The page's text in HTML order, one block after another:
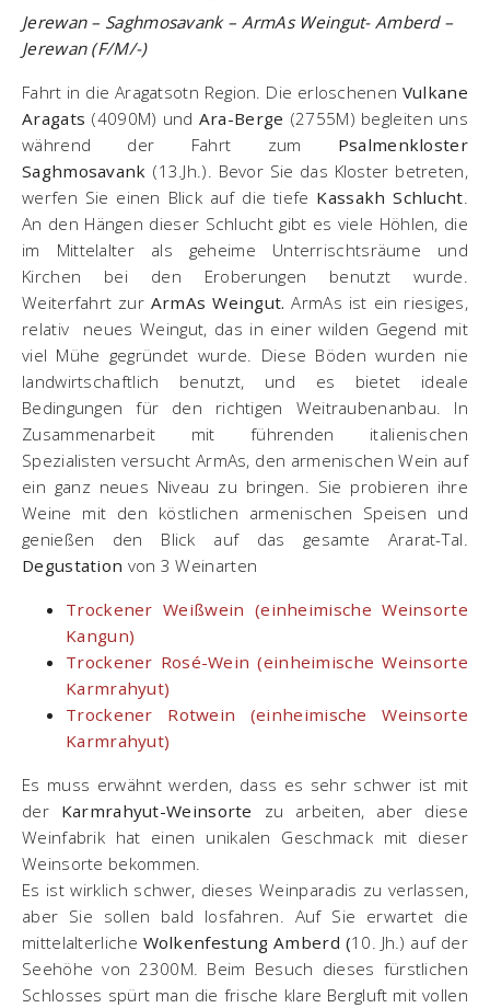
Jerewan – Saghmosavank – ArmAs Weingut- Amberd –
Jerewan (F/M/-)
Fahrt in die Aragatsotn Region. Die erloschenen Vulkane
Aragats (4090M) und Ara-Berge (2755M) begleiten uns
während der Fahrt zum Psalmenkloster
Saghmosavank (13.Jh.). Bevor Sie das Kloster betreten,
werfen Sie einen Blick auf die tiefe Kassakh Schlucht.
An den Hängen dieser Schlucht gibt es viele Höhlen, die
im Mittelalter als geheime Unterrischtsräume und
Kirchen bei den Eroberungen benutzt wurde.
Weiterfahrt zur ArmAs Weingut. ArmAs ist ein riesiges,
relativ neues Weingut, das in einer wilden Gegend mit
viel Mühe gegründet wurde. Diese Böden wurden nie
landwirtschaftlich benutzt, und es bietet ideale
Bedingungen für den richtigen Weitraubenanbau. In
Zusammenarbeit mit führenden italienischen
Spezialisten versucht ArmAs, den armenischen Wein auf
ein ganz neues Niveau zu bringen. Sie probieren ihre
Weine mit den köstlichen armenischen Speisen und
genießen den Blick auf das gesamte Ararat-Tal.
Degustation von 3 Weinarten
Trockener Weißwein (einheimische Weinsorte
Kangun)
Trockener Rosé-Wein (einheimische Weinsorte
Karmrahyut)
Trockener Rotwein (einheimische Weinsorte
Karmrahyut)
Es muss erwähnt werden, dass es sehr schwer ist mit
der Karmrahyut-Weinsorte zu arbeiten, aber diese
Weinfabrik hat einen unikalen Geschmack mit dieser
Weinsorte bekommen.
Es ist wirklich schwer, dieses Weinparadis zu verlassen,
aber Sie sollen bald losfahren. Auf Sie erwartet die
mittelalterliche Wolkenfestung Amberd (10. Jh.) auf der
Seehöhe von 2300M. Beim Besuch dieses fürstlichen
Schlosses spürt man die frische klare Bergluft mit vollen